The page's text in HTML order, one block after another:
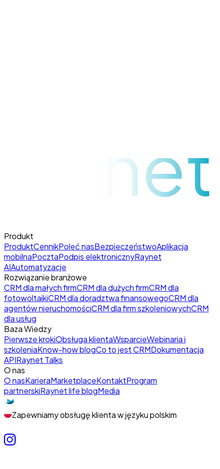
raynet
Produkt
ProduktCennikPoleć nasBezpieczeństwoAplikacja
mobilnaPocztaPodpis elektronicznyRaynet
AIAutomatyzacje
Rozwiązanie branżowe
CRM dla małych firmCRM dla dużych firmCRM dla
fotowoltaikiCRM dla doradztwa finansowegoCRM dla
agentów nieruchomościCRM dla firm szkoleniowychCRM
dla usług
Baza Wiedzy
Pierwsze krokiObsługa klientaWsparcieWebinaria i
szkoleniaKnow-how blogCo to jest CRMDokumentacja
APIRaynet Talks
O nas
O nasKarieraMarketplaceKontaktProgram
partnerskiRaynet life blogMedia
Zapewniamy obsługę klienta w języku polskim